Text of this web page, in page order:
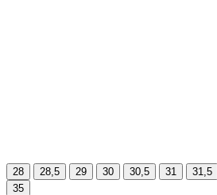
28 28,5 29 30 30,5 31 31,5
35